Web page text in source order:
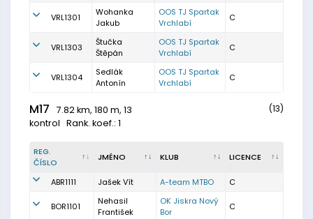
VRL1301
Wohanka
Jakub
OOS TJ Spartak
Vrchlabí
C
VRL1303
Štučka
Štěpán
OOS TJ Spartak
Vrchlabí
C
VRL1304
Sedlák
Antonín
OOS TJ Spartak
Vrchlabí
C
M17
7.82 km, 180 m, 13
kontrol Rank. koef.: 1
(13)
REG.
ČÍSLO
JMÉNO KLUB LICENCE
ABR1111 Jašek Vít A-team MTBO C
BOR1101
Nehasil
František
OK Jiskra Nový
Bor
C